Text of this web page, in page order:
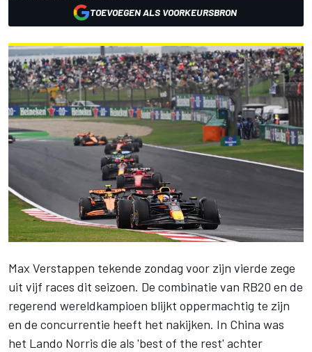
TOEVOEGEN ALS VOORKEURSBRON
Max Verstappen tekende zondag voor zijn vierde zege
uit vijf races dit seizoen. De combinatie van RB20 en de
regerend wereldkampioen blijkt oppermachtig te zijn
en de concurrentie heeft het nakijken. In China was
het Lando Norris die als 'best of the rest' achter